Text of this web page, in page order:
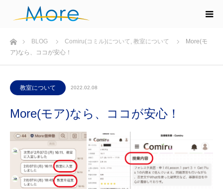
ホームBLOG Comiru(コミル)について, 教室について
More(モ
ア)なら、ココが安心！
教室について 2022.02.08
More(モア)なら、ココが安心！